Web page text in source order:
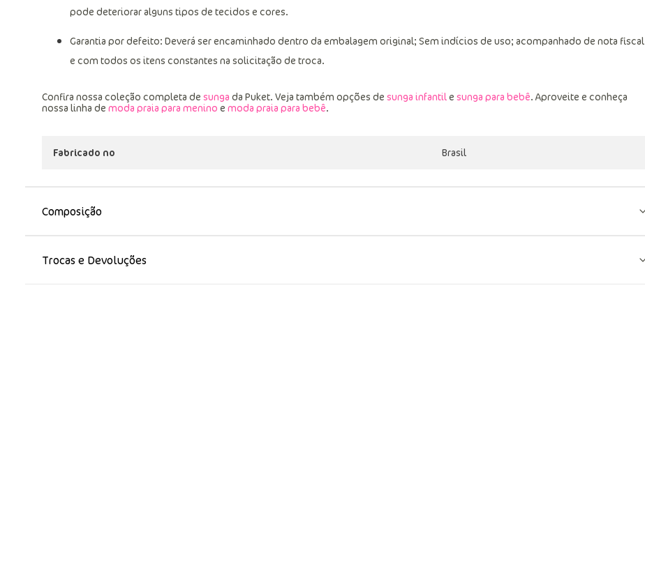
pode deteriorar alguns tipos de tecidos e cores.
Garantia por defeito: Deverá ser encaminhado dentro da embalagem original; Sem indícios de uso; acompanhado de nota fiscal
e com todos os itens constantes na solicitação de troca.
Confira nossa coleção completa de sunga da Puket. Veja também opções de sunga infantile sunga para bebê. Aproveite e conheça
nossa linha de moda praia para menino e moda praia para bebê.
Fabricado no Brasil
Composição
Trocas e Devoluções